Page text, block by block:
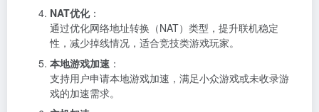
NAT优化：
通过优化网络地址转换（NAT）类型，提升联机稳定
性，减少掉线情况，适合竞技类游戏玩家。
本地游戏加速 ：
支持用户申请本地游戏加速，满足小众游戏或未收录游
戏的加速需求。